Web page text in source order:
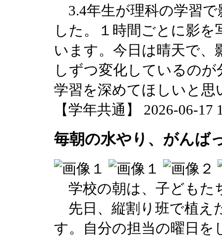
3.4年生が理科の学習で
した。１時間ごとに影
います。今日は晴天で
しずつ変化しているの
学習を深めてほしいと思
【学年共通】 2026-06-17
毎朝の水やり、がんば
学校の朝は、子どもた
先日、縦割り班で植え
す。自分の担当の曜日を